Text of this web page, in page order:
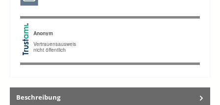
Beschreibung